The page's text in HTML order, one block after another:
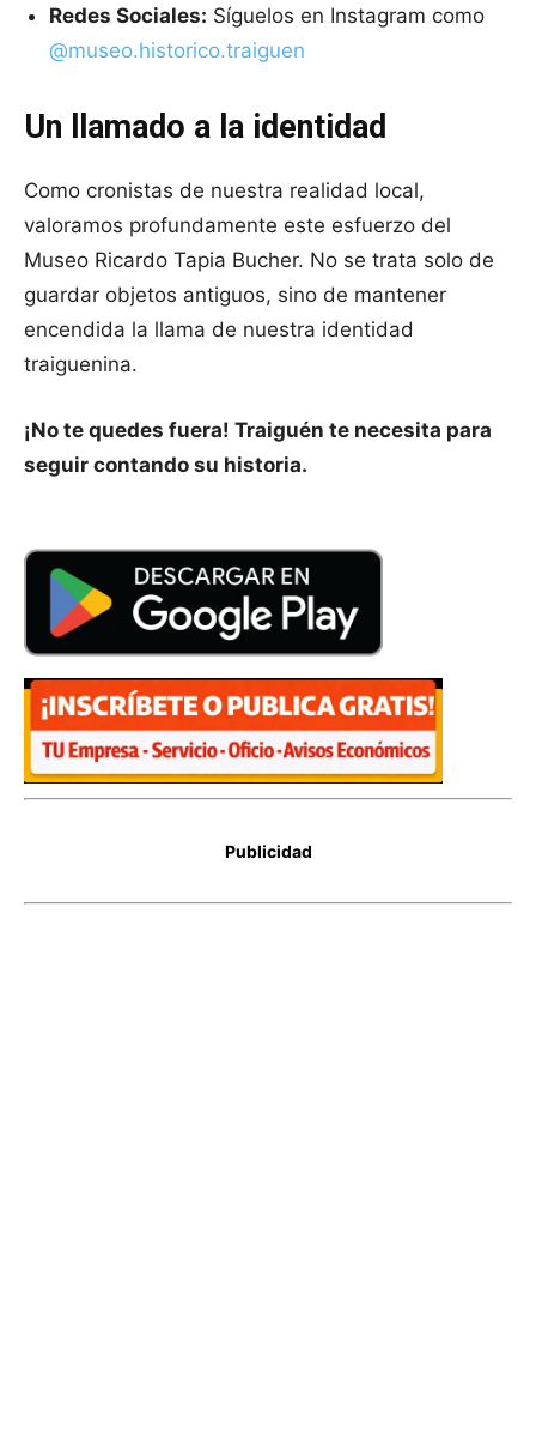
Redes Sociales: Síguelos en Instagram como
@museo.historico.traiguen
Un llamado a la identidad
Como cronistas de nuestra realidad local,
valoramos profundamente este esfuerzo del
Museo Ricardo Tapia Bucher. No se trata solo de
guardar objetos antiguos, sino de mantener
encendida la llama de nuestra identidad
traiguenina.
¡No te quedes fuera! Traiguén te necesita para
seguir contando su historia.
Publicidad